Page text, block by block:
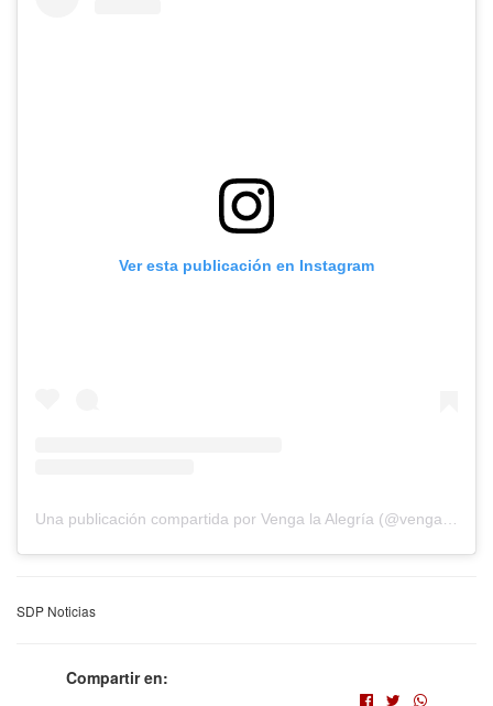
Ver esta publicación en Instagram
Una publicación compartida por Venga la Alegría (@vengalaalegria)
SDP Noticias
Compartir en: